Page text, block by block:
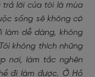
trả lời của tôi là mùa
sống sẽ không có
làm dễ dàng, không
không thích những
nơi, làm tắc nghẽn
đi làm được. Ở Hồ